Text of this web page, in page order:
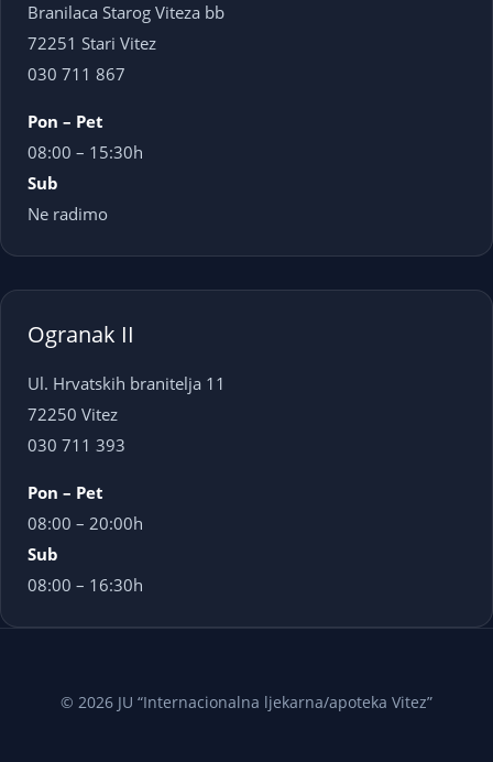
Branilaca Starog Viteza bb
72251 Stari Vitez
030 711 867
Pon – Pet
08:00 – 15:30h
Sub
Ne radimo
Ogranak II
Ul. Hrvatskih branitelja 11
72250 Vitez
030 711 393
Pon – Pet
08:00 – 20:00h
Sub
08:00 – 16:30h
© 2026 JU “Internacionalna ljekarna/apoteka Vitez”